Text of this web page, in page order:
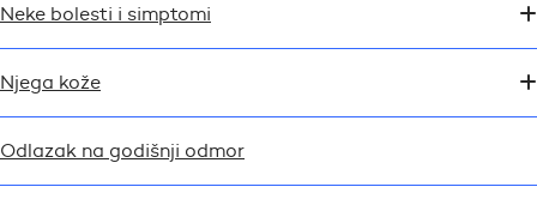
Neke bolesti i simptomi
Njega kože
Odlazak na godišnji odmor